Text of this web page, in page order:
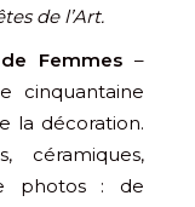
de l’Art.
Femmes –
cinquantaine
la décoration.
céramiques,
photos : de